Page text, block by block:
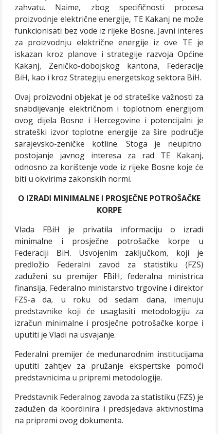
zahvatu. Naime, zbog specifičnosti procesa
proizvodnje električne energije, TE Kakanj ne može
funkcionisati bez vode iz rijeke Bosne. Javni interes
za proizvodnju električne energije iz ove TE je
iskazan kroz planove i strategije razvoja Općine
Kakanj, Zeničko-dobojskog kantona, Federacije
BiH, kao i kroz Strategiju energetskog sektora BiH.
Ovaj proizvodni objekat je od strateške važnosti za
snabdijevanje električnom i toplotnom energijom
ovog dijela Bosne i Hercegovine i potencijalni je
strateški izvor toplotne energije za šire područje
sarajevsko-zeničke kotline. Stoga je neupitno
postojanje javnog interesa za rad TE Kakanj,
odnosno za korištenje vode iz rijeke Bosne koje će
biti u okvirima zakonskih normi.
O IZRADI MINIMALNE I PROSJEČNE POTROŠAČKE
KORPE
Vlada FBiH je privatila informaciju o izradi
minimalne i prosječne potrošačke korpe u
Federaciji BiH. Usvojenim zaključkom, koji je
predložio Federalni zavod za statistiku (FZS)
zaduženi su premijer FBiH, federalna ministrica
finansija, Federalno ministarstvo trgovine i direktor
FZS-a da, u roku od sedam dana, imenuju
predstavnike koji će usaglasiti metodologiju za
izračun minimalne i prosječne potrošačke korpe i
uputiti je Vladi na usvajanje.
Federalni premijer će međunarodnim institucijama
uputiti zahtjev za pružanje ekspertske pomoći
predstavnicima u pripremi metodologije.
Predstavnik Federalnog zavoda za statistiku (FZS) je
zadužen da koordinira i predsjedava aktivnostima
na pripremi ovog dokumenta.